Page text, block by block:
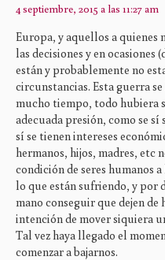
4 septiembre, 2015 a las 11:27 am
Europa, y aquellos a quienes
las decisiones y en ocasiones
están y probablemente no
circunstancias. Esta guerra
mucho tiempo, todo hubiera
adecuada presión, como se sí
sí se tienen intereses
hermanos, hijos, madres, etc
condición de seres humanos
lo que están sufriendo, y por
mano conseguir que dejen
intención de mover siquiera
Tal vez haya llegado el
comenzar a bajarnos.